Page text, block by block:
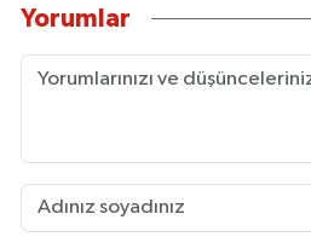
Yorumlar